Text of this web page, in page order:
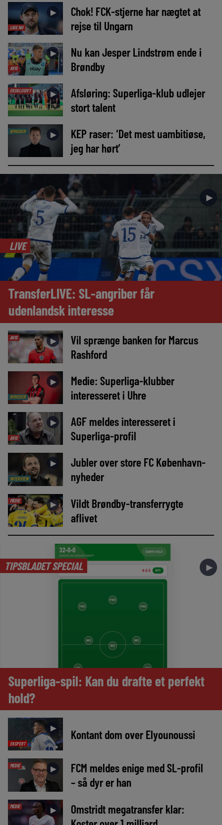
LIGE NU
►
Chok! FCK-stjerne har nægtet at
rejse til Ungarn
AVIS
►
Nu kan Jesper Lindstrøm ende i
Brøndby
EKSKLUSIVT ►
Afsløring: Superliga-klub udlejer
stort talent
NYHEDER ►
KEP raser: ‘Det mest uambitiøse,
jeg har hørt’
►
LIVE
TransferLIVE: SL-angriber får
udenlandsk interesse
AVIS ►
Vil sprænge banken for Marcus
Rashford
NYHEDER
►
Medie: Superliga-klubber
interesseret i Uhre
AVIS
►
AGF meldes interesseret i
Superliga-profil
INTERVIEW
►
Jubler over store FC København-
nyheder
MEDIE ►
Vildt Brøndby-transferrygte
aflivet
TIPSBLADET SPECIAL ►
Superliga-spil: Kan du drafte et perfekt
hold?
EKSPERT
► Kontant dom over Elyounoussi
MEDIE ►
FCM meldes enige med SL-profil
– så dyr er han
MEDIE ►
Omstridt megatransfer klar: